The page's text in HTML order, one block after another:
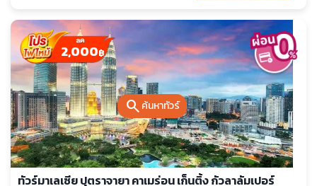
searchค้นหาทัวร์
2,000฿
ทัวร์มาเลเซีย ปุตราจายา คาเมร่อน เก็นติ้ง กัวลาลัมเปอร์